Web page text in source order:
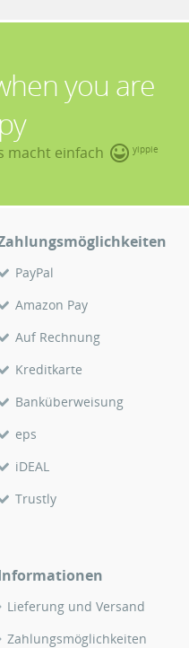
you are
macht einfach yippie
PayPal
Amazon Pay
Auf Rechnung
Kreditkarte
Banküberweisung
eps
iDEAL
Trustly
Lieferung und Versand
Zahlungsmöglichkeiten